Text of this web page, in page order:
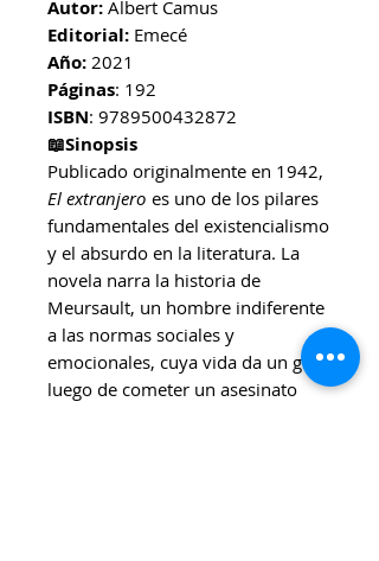
Autor: Albert Camus
Editorial: Emecé
Año: 2021
Páginas: 192
ISBN: 9789500432872
📖Sinopsis
Publicado originalmente en 1942,
El extranjero es uno de los pilares
fundamentales del existencialismo
y el absurdo en la literatura. La
novela narra la historia de
Meursault, un hombre indiferente
a las normas sociales y
emocionales, cuya vida da un giro
luego de cometer un asesinato